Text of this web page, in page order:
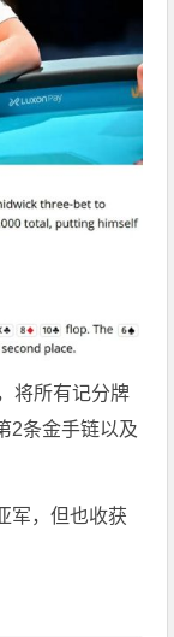
将所有记分牌
2条金手链以及
军，但也收获